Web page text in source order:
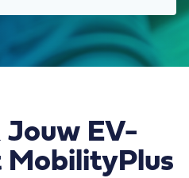
EV-
MobilityPlus